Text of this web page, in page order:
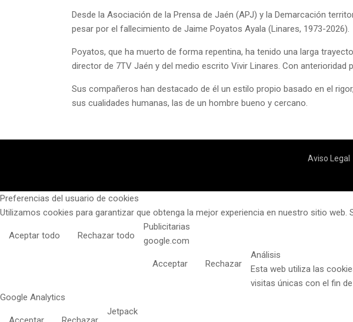
Desde la Asociación de la Prensa de Jaén (APJ) y la Demarcación
pesar por el fallecimiento de Jaime Poyatos Ayala (Linares, 1973-2026).
Poyatos, que ha muerto de forma repentina, ha tenido una larga
director de 7TV Jaén y del medio escrito Vivir Linares. Con
Sus compañeros han destacado de él un estilo propio basado en el
sus cualidades humanas, las de un hombre bueno y cercano.
Aviso Legal
Preferencias del usuario de cookies
Utilizamos cookies para garantizar que obtenga la mejor experiencia en nuestro sitio
Aceptar todo Rechazar todo
Publicitarias
google.com
Acceptar Rechazar
Análisis
Esta web utiliza las
visitas únicas con el fin
Google Analytics
Jetpack